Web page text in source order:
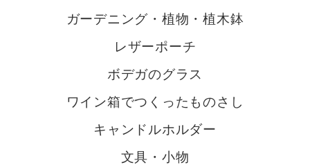
ガーデニング・植物・植木鉢
レザーポーチ
ボデガのグラス
ワイン箱でつくったものさし
キャンドルホルダー
文具・小物